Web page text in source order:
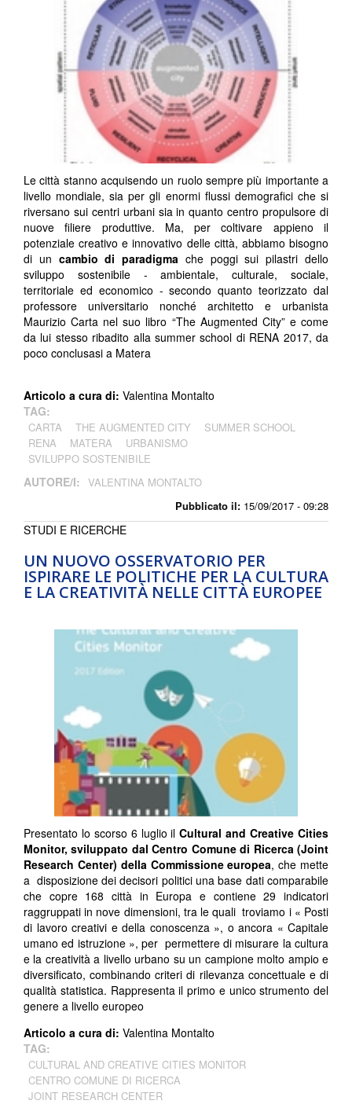
Pubblicato il: 15/09/2017 - 09:28
Le città stanno acquisendo un ruolo sempre più importante a
livello mondiale, sia per gli enormi flussi demografici che si
riversano sui centri urbani sia in quanto centro propulsore di
nuove filiere produttive. Ma, per coltivare appieno il
potenziale creativo e innovativo delle città, abbiamo bisogno
di un cambio di paradigma che poggi sui pilastri dello
sviluppo sostenibile - ambientale, culturale, sociale,
territoriale ed economico - secondo quanto teorizzato dal
professore universitario nonché architetto e urbanista
Maurizio Carta nel suo libro “The Augmented City” e come
da lui stesso ribadito alla summer school di RENA 2017, da
poco conclusasi a Matera
Articolo a cura di: Valentina Montalto
TAG:
CARTA THE AUGMENTED CITY
SUMMER SCHOOL
RENA
MATERA
URBANISMO
SVILUPPO SOSTENIBILE
AUTORE/I: VALENTINA MONTALTO
UN NUOVO OSSERVATORIO PER
ISPIRARE LE POLITICHE PER LA CULTURA
E LA CREATIVITÀ NELLE CITTÀ EUROPEE
STUDI E RICERCHE
Presentato lo scorso 6 luglio il Cultural and Creative Cities
Monitor, sviluppato dal Centro Comune di Ricerca (Joint
Research Center) della Commissione europea, che mette
a disposizione dei decisori politici una base dati comparabile
che copre 168 città in Europa e contiene 29 indicatori
raggruppati in nove dimensioni, tra le quali troviamo i « Posti
di lavoro creativi e della conoscenza », o ancora « Capitale
umano ed istruzione », per permettere di misurare la cultura
e la creatività a livello urbano su un campione molto ampio e
diversificato, combinando criteri di rilevanza concettuale e di
qualità statistica. Rappresenta il primo e unico strumento del
genere a livello europeo
Articolo a cura di: Valentina Montalto
TAG:
CULTURAL AND CREATIVE CITIES MONITOR
CENTRO COMUNE DI RICERCA
JOINT RESEARCH CENTER